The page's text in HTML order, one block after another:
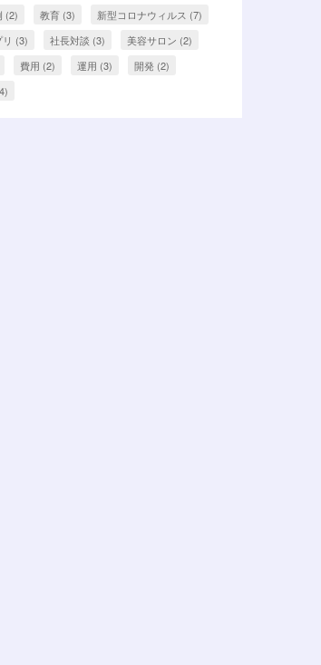
(2) 教育(3) 新型コロナウィルス (7)
(3) 社長対談 (3) 美容サロン (2)
費用 (2) 運用 (3) 開発(2)